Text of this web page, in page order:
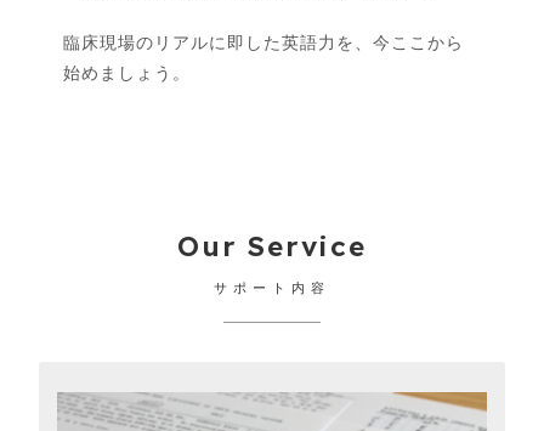
臨床現場のリアルに即した英語力を、今ここから
始めましょう。
Our Service
サポート内容